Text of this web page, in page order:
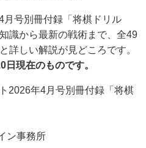
月号別冊付録「将棋ドリル
識から最新の戦術まで、全49
詳しい解説が見どころです。
現在のものです。
2026年4月号別冊付録「将棋
ン事務所